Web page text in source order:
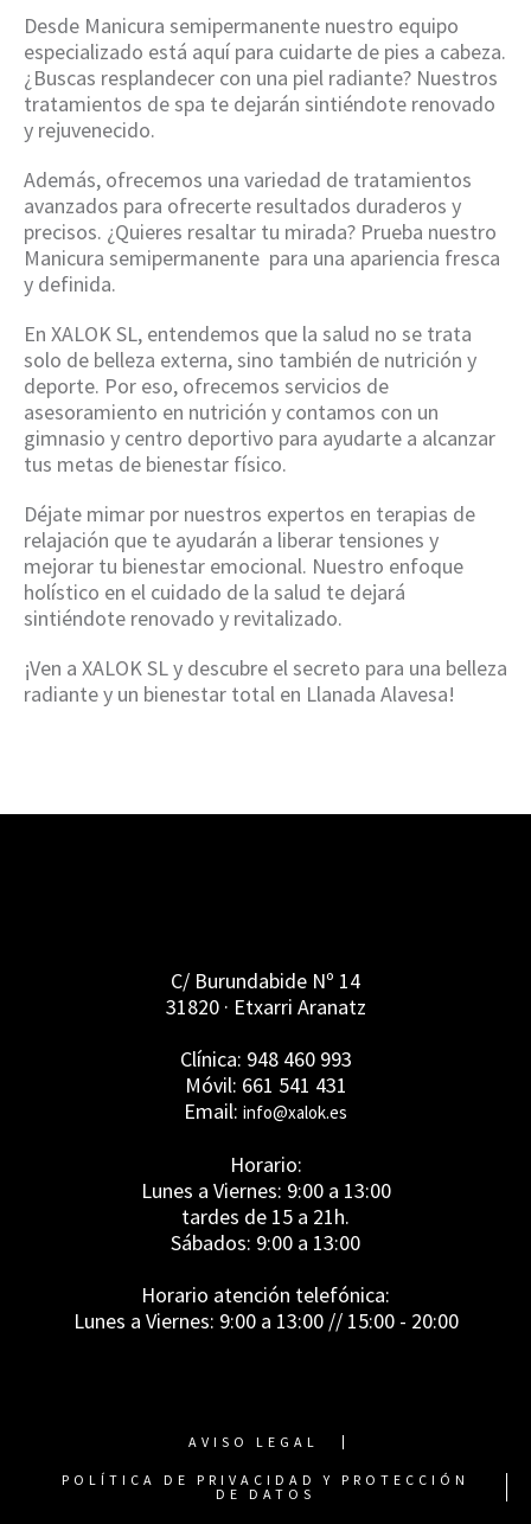
Desde Manicura semipermanente nuestro equipo
especializado está aquí para cuidarte de pies a cabeza.
¿Buscas resplandecer con una piel radiante? Nuestros
tratamientos de spa te dejarán sintiéndote renovado
y rejuvenecido.
Además, ofrecemos una variedad de tratamientos
avanzados para ofrecerte resultados duraderos y
precisos. ¿Quieres resaltar tu mirada? Prueba nuestro
Manicura semipermanente para una apariencia fresca
y definida.
En XALOK SL, entendemos que la salud no se trata
solo de belleza externa, sino también de nutrición y
deporte. Por eso, ofrecemos servicios de
asesoramiento en nutrición y contamos con un
gimnasio y centro deportivo para ayudarte a alcanzar
tus metas de bienestar físico.
Déjate mimar por nuestros expertos en terapias de
relajación que te ayudarán a liberar tensiones y
mejorar tu bienestar emocional. Nuestro enfoque
holístico en el cuidado de la salud te dejará
sintiéndote renovado y revitalizado.
¡Ven a XALOK SL y descubre el secreto para una belleza
radiante y un bienestar total en Llanada Alavesa!
C/ Burundabide Nº 14
31820 · Etxarri Aranatz
Clínica: 948 460 993
Móvil: 661 541 431
Email: info@xalok.es
Horario:
Lunes a Viernes: 9:00 a 13:00
tardes de 15 a 21h.
Sábados: 9:00 a 13:00
Horario atención telefónica:
Lunes a Viernes: 9:00 a 13:00 // 15:00 - 20:00
AVISO LEGAL
POLÍTICA DE PRIVACIDAD Y PROTECCIÓN
DE DATOS